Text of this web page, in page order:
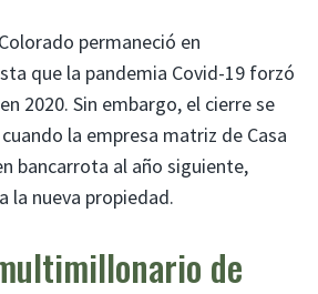
permaneció en
que la pandemia Covid-19 forzó
2020. Sin embargo, el cierre se
la empresa matriz de Casa
bancarrota al año siguiente,
la nueva propiedad.
de